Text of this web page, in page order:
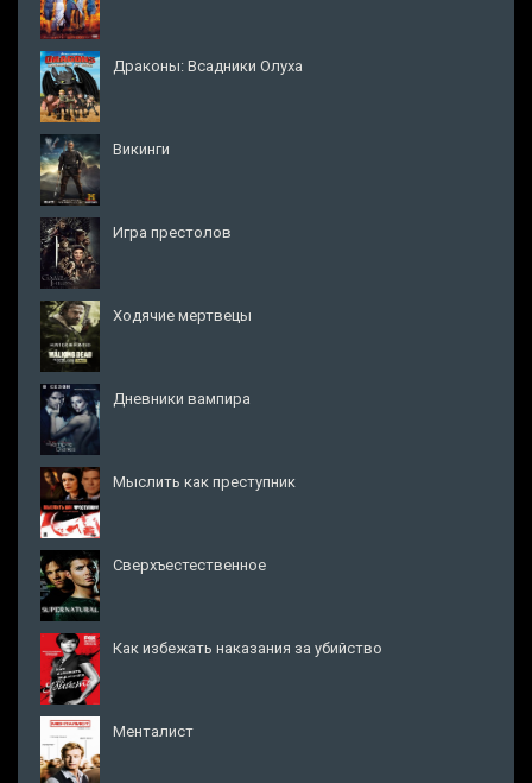
Драконы: Всадники Олуха
Викинги
Игра престолов
Ходячие мертвецы
Дневники вампира
Мыслить как преступник
Сверхъестественное
Как избежать наказания за убийство
Менталист